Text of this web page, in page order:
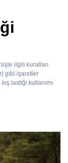
ilgili kuralları
gibi işaretler
lastiği kullanımı